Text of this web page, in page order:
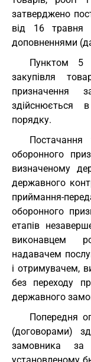
затверджено
від 16
доповненнями
Пунктом 5
закупівля
призначення
здійснюється
порядку.
Постачання
оборонного
визначеному
державного
приймання-
оборонного
етапів
виконавцем
надавачем
і отримувачем,
без переходу
державного
Попередня
(договорами)
замовника